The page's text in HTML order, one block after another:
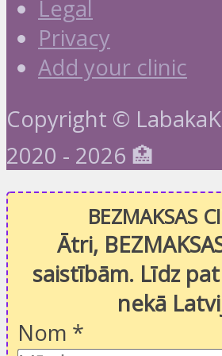
Legal
Privacy
Add your clinic
Copyright ©
2020 - 2026 🏥
BEZMAKSAS
Ātri,
saistībām. Līdz
nekā
Nom *